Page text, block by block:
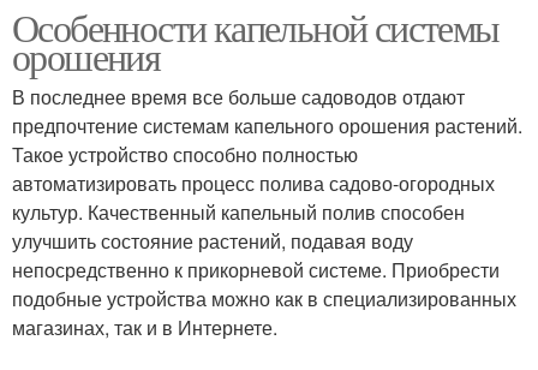
Особенности капельной системы
орошения
В последнее время все больше садоводов отдают
предпочтение системам капельного орошения растений.
Такое устройство способно полностью
автоматизировать процесс полива садово-огородных
культур. Качественный капельный полив способен
улучшить состояние растений, подавая воду
непосредственно к прикорневой системе. Приобрести
подобные устройства можно как в специализированных
магазинах, так и в Интернете.